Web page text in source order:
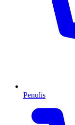
Penulis